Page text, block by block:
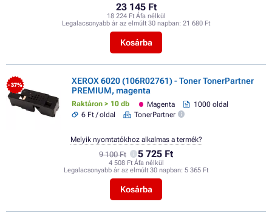
23 145 Ft
18 224 Ft Áfa nélkül
Legalacsonyabb ár az elmúlt 30 napban: 21 680 Ft
Kosárba
- 37%
XEROX 6020 (106R02761) - Toner TonerPartner
PREMIUM, magenta
Raktáron > 10 db Magenta
1000 oldal
6 Ft / oldal
TonerPartner
9 100 Ft 5 725 Ft
4 508 Ft Áfa nélkül
Legalacsonyabb ár az elmúlt 30 napban: 5 365 Ft
Kosárba
Melyik nyomtatókhoz alkalmas a termék?